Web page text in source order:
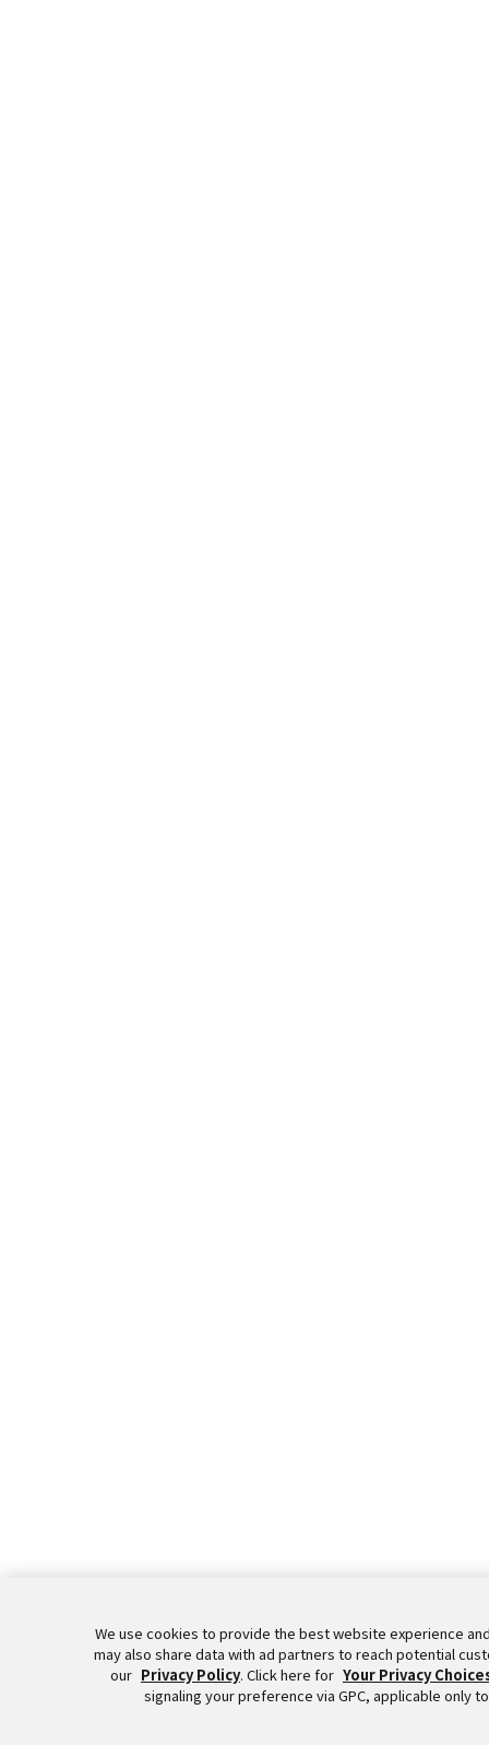
We use cookies to provide the best website experience
may also share data with ad partners to reach potential
our Privacy Policy. Click here for Your Privacy
signaling your preference via GPC, applicable only